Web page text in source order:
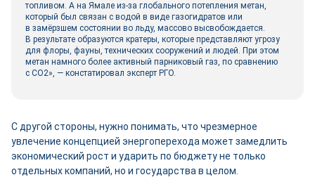
топливом. А на Ямале из-за глобального потепления метан,
который был связан с водой в виде газогидратов или
в замёрзшем состоянии во льду, массово высвобождается.
В результате образуются кратеры, которые представляют угрозу
для флоры, фауны, технических сооружений и людей. При этом
метан намного более активный парниковый газ, по сравнению
с СО2», — констатировал эксперт РГО.
С другой стороны, нужно понимать, что чрезмерное
увлечение концепцией энергоперехода может замедлить
экономический рост и ударить по бюджету не только
отдельных компаний, но и государства в целом.